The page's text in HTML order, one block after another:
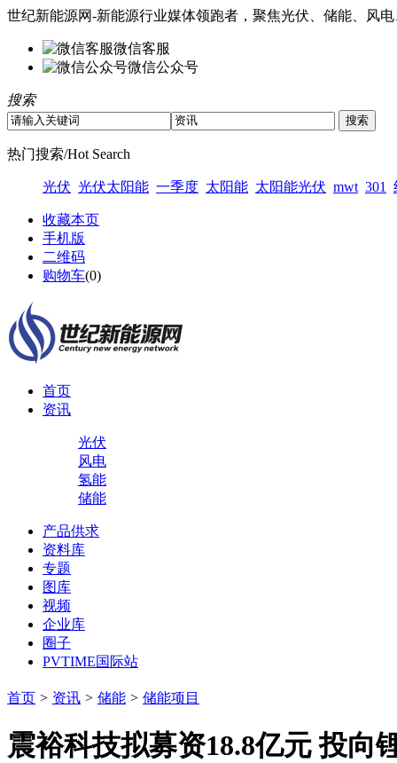
世纪新能源网-新能源行业媒体领跑者，聚焦光伏、储能、风
微信客服
微信公众号
搜索
热门搜索/Hot Search
光伏 光伏太阳能 一季度 太阳能 太阳能光伏 mwt 301
收藏本页
手机版
二维码
购物车(0)
首页
资讯
光伏
风电
氢能
储能
产品供求
资料库
专题
图库
视频
企业库
圈子
PVTIME国际站
首页 > 资讯 > 储能 > 储能项目
震裕科技拟募资18.8亿元 投向